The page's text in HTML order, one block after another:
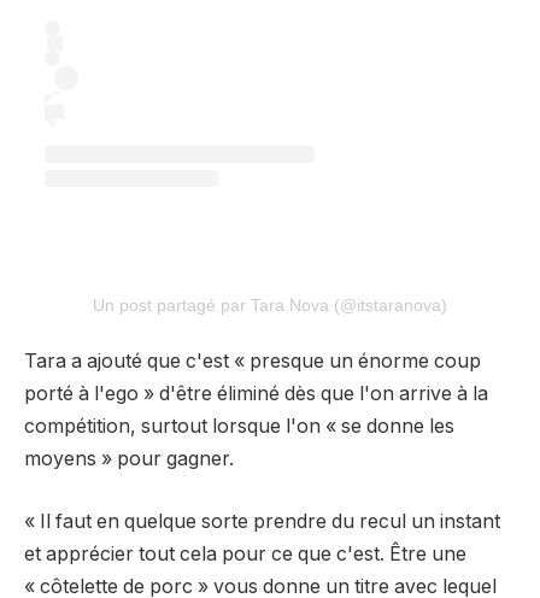
Un post partagé par Tara Nova (@itstaranova)
Tara a ajouté que c'est « presque un énorme coup
porté à l'ego » d'être éliminé dès que l'on arrive à la
compétition, surtout lorsque l'on « se donne les
moyens » pour gagner.
« Il faut en quelque sorte prendre du recul un instant
et apprécier tout cela pour ce que c'est. Être une
« côtelette de porc » vous donne un titre avec lequel